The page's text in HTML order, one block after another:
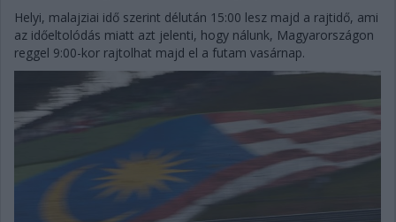
Helyi, malajziai idő szerint délután 15:00 lesz majd a rajtidő, ami
az időeltolódás miatt azt jelenti, hogy nálunk, Magyarországon
reggel 9:00-kor rajtolhat majd el a futam vasárnap.